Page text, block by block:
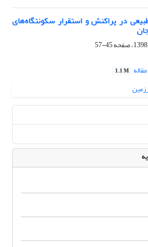
در پراکنش و استقرار سکونتگاه‌های
45-57
1.1 M